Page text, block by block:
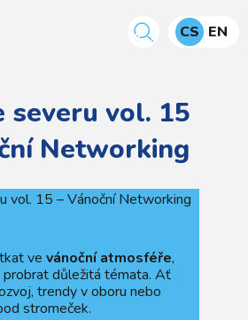
CS EN
severu vol. 15
Networking
ve vánoční atmosféře,
důležitá témata. Ať
trendy v oboru nebo
stromeček.